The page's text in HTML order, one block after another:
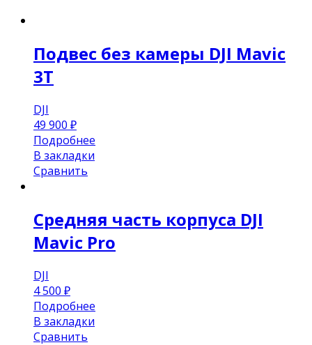
Подвес без камеры DJI Mavic
3T
DJI
49 900 ₽
Подробнее
В закладки
Сравнить
Средняя часть корпуса DJI
Mavic Pro
DJI
4 500 ₽
Подробнее
В закладки
Сравнить